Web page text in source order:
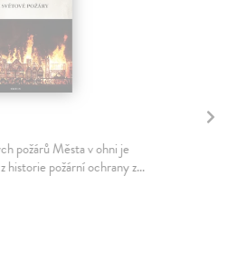
požárů Města v ohni je
historie požární ochrany z...